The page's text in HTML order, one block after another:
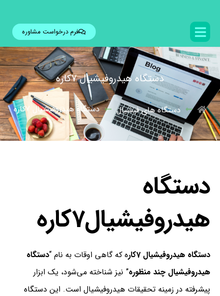
فرم درخواست مشاوره
دستگاه هیدروفیشیال 7کاره
دستگاه های فیشیال دستگاه هیدروفیشیال 7کاره
دستگاه
هیدروفیشیال7کاره
دستگاه هیدروفیشیال 7کار ه که گاهی اوقات به نام “دستگاه
هیدروفیشیال چند منظوره” نیز شناخته می‌شود، یک ابزار
پیشرفته در زمینه تحقیقات هیدروفیشیال است. این دستگاه